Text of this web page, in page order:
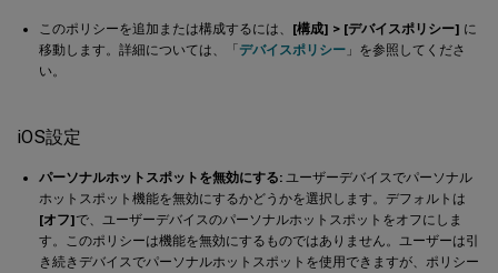
このポリシーを追加または構成するには、 [構成] > [デバイスポリシー] に
移動します。詳細については、「デバイスポリシー 」を参照してくださ
い。
iOS設定
パーソナルホットスポットを無効にする: ユーザーデバイスでパーソナル
ホットスポット機能を無効にするかどうかを選択します。デフォルトは
[オフ]で、ユーザーデバイスのパーソナルホットスポットをオフにしま
す。このポリシーは機能を無効にするものではありません。ユーザーは引
き続きデバイスでパーソナルホットスポットを使用できますが、ポリシー